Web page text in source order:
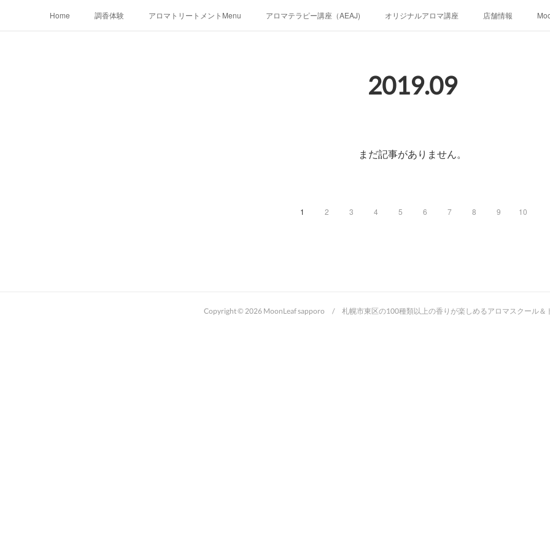
Home 調香体験 アロマトリートメントMenu アロマテラピー講座（AEAJ) オリジナルアロマ講座 店舗情報
2019.09
まだ記事がありません。
1 2 3 4 5 6 7 8 9 10
Copyright © 2026 MoonLeaf sapporo / 札幌市東区の100種類以上の香りが楽しめるアロマスクール＆